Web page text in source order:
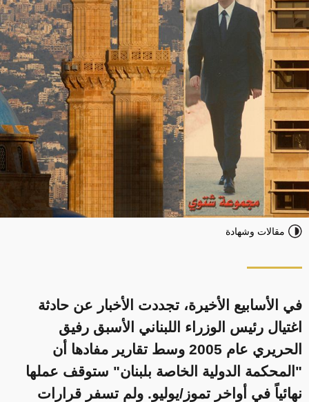
مقالات وشهادة
في الأسابيع الأخيرة، تجددت الأخبار عن حادثة
اغتيال رئيس الوزراء اللبناني الأسبق رفيق
الحريري عام 2005 وسط تقارير مفادها أن
"المحكمة الدولية الخاصة بلبنان" ستوقف عملها
نهائياً في أواخر تموز/يوليو. ولم تسفر قرارات